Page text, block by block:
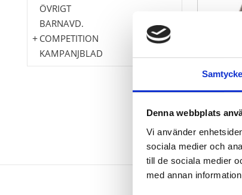
Samtycke
Denna webbplats
Vi använder
sociala medier och
till de sociala medier
med annan
ÖVRIGT
BARNAVD.
COMPETITION
KAMPANJBLAD